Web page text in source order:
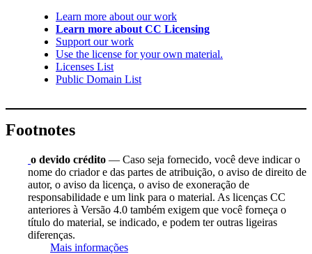
Learn more about our work
Learn more about CC Licensing
Support our work
Use the license for your own material.
Licenses List
Public Domain List
Footnotes
o devido crédito — Caso seja fornecido, você deve indicar o
nome do criador e das partes de atribuição, o aviso de direito de
autor, o aviso da licença, o aviso de exoneração de
responsabilidade e um link para o material. As licenças CC
anteriores à Versão 4.0 também exigem que você forneça o
título do material, se indicado, e podem ter outras ligeiras
diferenças.
Mais informações